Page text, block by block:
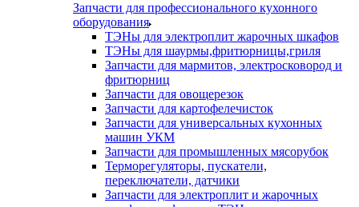
Запчасти для профессионального кухонного
оборудования
ТЭНы для электроплит жарочных шкафов
ТЭНы для шаурмы,фритюрницы,гриля
Запчасти для мармитов, электросковород и
фритюрниц
Запчасти для овощерезок
Запчасти для картофелечисток
Запчасти для универсальных кухонных
машин УКМ
Запчасти для промышленных мясорубок
Терморегуляторы, пускатели,
переключатели, датчики
Запчасти для электроплит и жарочных